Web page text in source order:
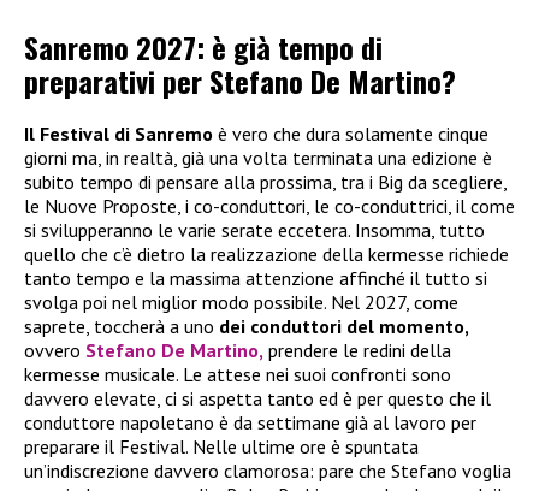
Sanremo 2027: è già tempo di
preparativi per Stefano De Martino?
Il Festival di Sanremo è vero che dura solamente cinque
giorni ma, in realtà, già una volta terminata una edizione è
subito tempo di pensare alla prossima, tra i Big da scegliere,
le Nuove Proposte, i co-conduttori, le co-conduttrici, il come
si svilupperanno le varie serate eccetera. Insomma, tutto
quello che c’è dietro la realizzazione della kermesse richiede
tanto tempo e la massima attenzione affinché il tutto si
svolga poi nel miglior modo possibile. Nel 2027, come
saprete, toccherà a uno dei conduttori del momento,
ovvero Stefano De Martino, prendere le redini della
kermesse musicale. Le attese nei suoi confronti sono
davvero elevate, ci si aspetta tanto ed è per questo che il
conduttore napoletano è da settimane già al lavoro per
preparare il Festival. Nelle ultime ore è spuntata
un’indiscrezione davvero clamorosa: pare che Stefano voglia